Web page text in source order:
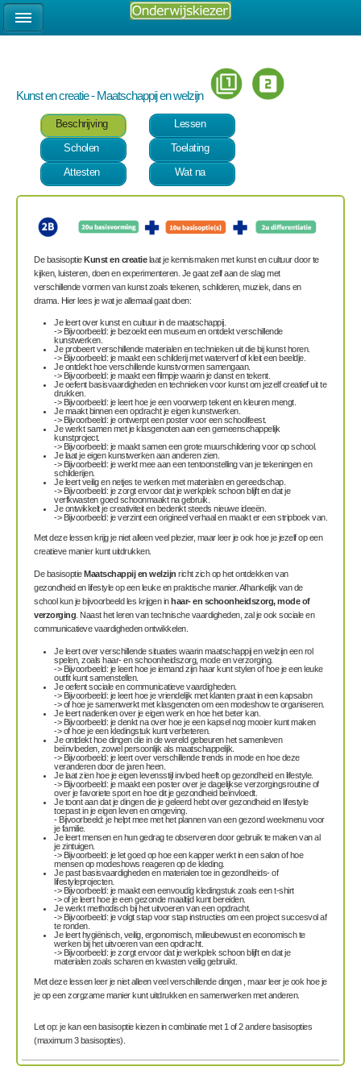
Kunst en creatie - Maatschappij en welzijn
Beschrijving
Lessen
Scholen
Toelating
Attesten
Wat na
De basisoptieKunst en creatielaat je kennismaken met kunst en cultuur door te
kijken, luisteren, doen en experimenteren. Je gaat zelf aan de slag met
verschillende vormen van kunst zoals tekenen, schilderen, muziek, dans en
drama. Hier lees je wat je allemaal gaat doen:
Je leert over kunst en cultuur in de maatschappij.
-> Bijvoorbeeld: je bezoekt een museum en ontdekt verschillende
kunstwerken.
Je probeert verschillende materialen en technieken uit die bij kunst horen.
-> Bijvoorbeeld: je maakt een schilderij met waterverf of kleit een beeldje.
Je ontdekt hoe verschillende kunstvormen samengaan.
-> Bijvoorbeeld: je maakt een filmpje waarin je danst en tekent.
Je oefent basisvaardigheden en technieken voor kunst om jezelf creatief uit te
drukken.
-> Bijvoorbeeld: je leert hoe je een voorwerp tekent en kleuren mengt.
Je maakt binnen een opdracht je eigen kunstwerken.
-> Bijvoorbeeld: je ontwerpt een poster voor een schoolfeest.
Je werkt samen met je klasgenoten aan een gemeenschappelijk
kunstproject.
-> Bijvoorbeeld: je maakt samen een grote muurschildering voor op school.
Je laat je eigen kunstwerken aan anderen zien.
-> Bijvoorbeeld: je werkt mee aan een tentoonstelling van je tekeningen en
schilderijen.
Je leert veilig en netjes te werken met materialen en gereedschap.
-> Bijvoorbeeld: je zorgt ervoor dat je werkplek schoon blijft en dat je
verfkwasten goed schoonmaakt na gebruik.
Je ontwikkelt je creativiteit en bedenkt steeds nieuwe ideeën.
-> Bijvoorbeeld: je verzint een origineel verhaal en maakt er een stripboek van.
Met deze lessen krijg je niet alleen veel plezier, maar leer je ook hoe je jezelf op een
creatieve manier kunt uitdrukken.
De basisoptie Maatschappij en welzijn richt zich op het ontdekken van
gezondheid en lifestyle op een leuke en praktische manier. Afhankelijk van de
school kun je bijvoorbeeld les krijgen in haar- en schoonheidszorg, mode of
verzorging . Naast het leren van technische vaardigheden, zal je ook sociale en
communicatieve vaardigheden ontwikkelen.
Je leert over verschillende situaties waarin maatschappij en welzijn een rol
spelen, zoals haar- en schoonheidszorg, mode en verzorging.
-> Bijvoorbeeld: je leert hoe je iemand zijn haar kunt stylen of hoe je een leuke
outfit kunt samenstellen.
Je oefent sociale en communicatieve vaardigheden.
-> Bijvoorbeeld: je leert hoe je vriendelijk met klanten praat in een kapsalon
-> of hoe je samenwerkt met klasgenoten om een modeshow te organiseren.
Je leert nadenken over je eigen werk en hoe het beter kan.
-> Bijvoorbeeld: je denkt na over hoe je een kapsel nog mooier kunt maken
-> of hoe je een kledingstuk kunt verbeteren.
Je ontdekt hoe dingen die in de wereld gebeuren het samenleven
beïnvloeden, zowel persoonlijk als maatschappelijk.
-> Bijvoorbeeld: je leert over verschillende trends in mode en hoe deze
veranderen door de jaren heen.
Je laat zien hoe je eigen levensstijl invloed heeft op gezondheid en lifestyle.
-> Bijvoorbeeld: je maakt een poster over je dagelijkse verzorgingsroutine of
over je favoriete sport en hoe dit je gezondheid beïnvloedt.
Je toont aan dat je dingen die je geleerd hebt over gezondheid en lifestyle
toepast in je eigen leven en omgeving.
- Bijvoorbeeld: je helpt mee met het plannen van een gezond weekmenu voor
je familie.
Je leert mensen en hun gedrag te observeren door gebruik te maken van al
je zintuigen.
-> Bijvoorbeeld: je let goed op hoe een kapper werkt in een salon of hoe
mensen op modeshows reageren op de kleding.
Je past basisvaardigheden en materialen toe in gezondheids- of
lifestyleprojecten.
-> Bijvoorbeeld: je maakt een eenvoudig kledingstuk zoals een t-shirt
-> of je leert hoe je een gezonde maaltijd kunt bereiden.
Je werkt methodisch bij het uitvoeren van een opdracht.
-> Bijvoorbeeld: je volgt stap voor stap instructies om een project succesvol af
te ronden.
Je leert hygiënisch, veilig, ergonomisch, milieubewust en economisch te
werken bij het uitvoeren van een opdracht.
-> Bijvoorbeeld: je zorgt ervoor dat je werkplek schoon blijft en dat je
materialen zoals scharen en kwasten veilig gebruikt.
Met deze lessen leer je niet alleen veel verschillende dingen , maar leer je ook hoe je
je op een zorgzame manier kunt uitdrukken en samenwerken met anderen.
Let op: je kan een basisoptie kiezen in combinatie met 1 of 2 andere basisopties
(maximum 3 basisopties).